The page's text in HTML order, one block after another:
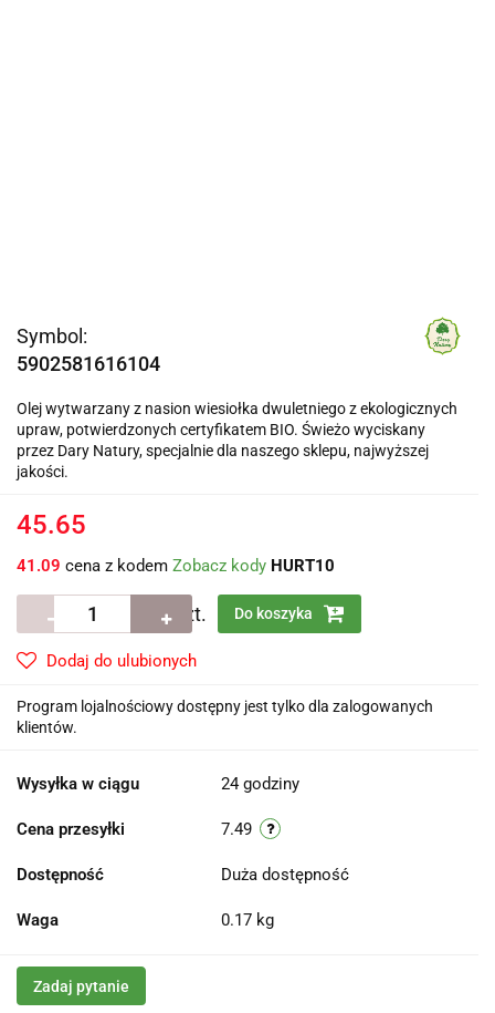
Symbol:
5902581616104
Olej wytwarzany z nasion wiesiołka dwuletniego z ekologicznych
upraw, potwierdzonych certyfikatem BIO. Świeżo wyciskany
przez Dary Natury, specjalnie dla naszego sklepu, najwyższej
jakości.
45.65
41.09 cena z kodem Zobacz kody HURT10
szt. Do koszyka
Dodaj do ulubionych
Program lojalnościowy dostępny jest tylko dla zalogowanych
klientów.
Wysyłka w ciągu 24 godziny
Cena przesyłki 7.49
Dostępność Duża dostępność
Waga 0.17 kg
Zadaj pytanie